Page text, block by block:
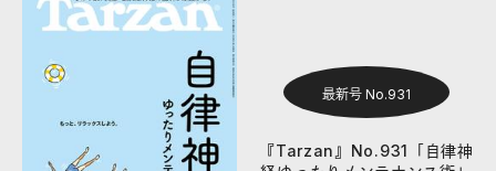
最新号 No.931
『Tarzan』No.931「自律神